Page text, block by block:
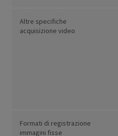
Altre specifiche
acquisizione video
Formati di registrazione
immagini fisse